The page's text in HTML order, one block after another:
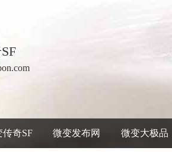
传奇SF 微变发布网 微变大极品